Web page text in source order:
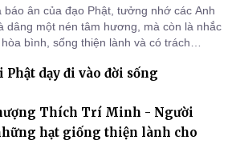
báo ân của đạo Phật, tưởng nhớ các Anh
dâng một nén tâm hương, mà còn là nhắc
bình, sống thiện lành và có trách
Phật dạy đi vào đời sống
Thích Trí Minh - Người
hạt giống thiện lành cho